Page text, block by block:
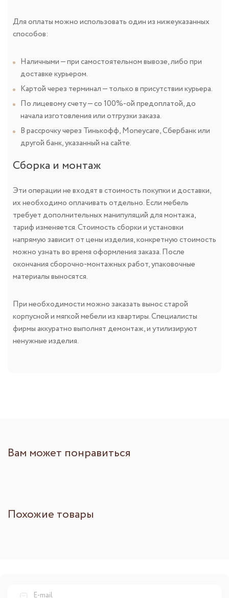
Для оплаты можно использовать один из нижеуказанных
способов:
Наличными — при самостоятельном вывозе, либо при
доставке курьером.
Картой через терминал — только в присутствии курьера.
По лицевому счету — со 100%-ой предоплатой, до
начала изготовления или отгрузки заказа.
В рассрочку через Тинькофф, Moneycare, Сбербанк или
другой банк, указанный на сайте.
Сборка и монтаж
Эти операции не входят в стоимость покупки и доставки,
их необходимо оплачивать отдельно. Если мебель
требует дополнительных манипуляций для монтажа,
тариф изменяется. Стоимость сборки и установки
напрямую зависит от цены изделия, конкретную стоимость
можно узнать во время оформления заказа. После
окончания сборочно-монтажных работ, упаковочные
материалы выносятся.
При необходимости можно заказать вынос старой
корпусной и мягкой мебели из квартиры. Специалисты
фирмы аккуратно выполнят демонтаж, и утилизируют
ненужные изделия.
Вам может понравиться
Похожие товары